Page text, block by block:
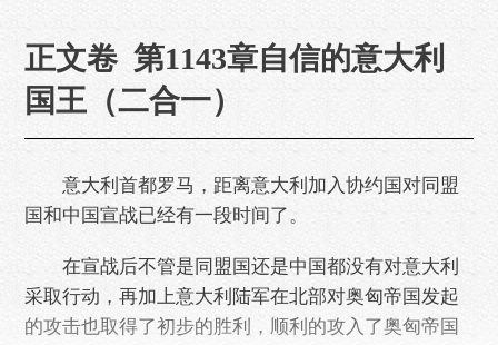
正文卷 第1143章自信的意大利
国王（二合一）
意大利首都罗马，距离意大利加入协约国对同盟
国和中国宣战已经有一段时间了。
在宣战后不管是同盟国还是中国都没有对意大利
采取行动，再加上意大利陆军在北部对奥匈帝国发起
的攻击也取得了初步的胜利，顺利的攻入了奥匈帝国